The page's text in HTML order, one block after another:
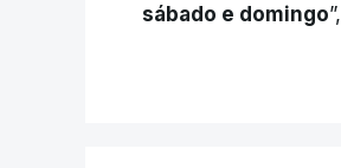
sábado e domingo